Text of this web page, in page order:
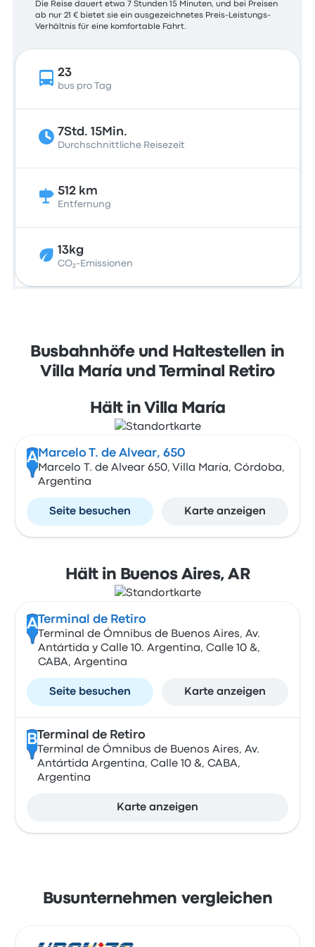
Die Reise dauert etwa 7 Stunden 15 Minuten, und bei Preisen
ab nur 21 € bietet sie ein ausgezeichnetes Preis-Leistungs-
Verhältnis für eine komfortable Fahrt.
23
bus pro Tag
7Std. 15Min.
Durchschnittliche Reisezeit
512 km
Entfernung
13kg
CO₂-Emissionen
Busbahnhöfe und Haltestellen in
Villa María und Terminal Retiro
Hält in Villa María
A Marcelo T. de Alvear, 650
Marcelo T. de Alvear 650, Villa María, Córdoba,
Argentina
Seite besuchen Karte anzeigen
Hält in Buenos Aires, AR
A Terminal de Retiro
Terminal de Ómnibus de Buenos Aires, Av.
Antártida y Calle 10. Argentina, Calle 10 &,
CABA, Argentina
Seite besuchen Karte anzeigen
B Terminal de Retiro
Terminal de Ómnibus de Buenos Aires, Av.
Antártida Argentina, Calle 10 &, CABA,
Argentina
Karte anzeigen
Busunternehmen vergleichen